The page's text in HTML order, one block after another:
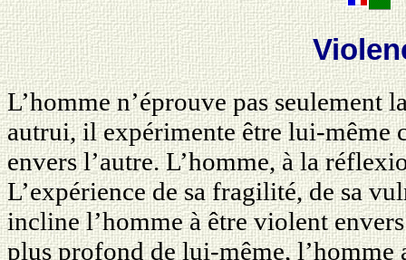
L’homme n’éprouve pas seulement
autrui, il expérimente être lui-même
envers l’autre. L’homme, à la
L’expérience de sa fragilité, de sa
incline l’homme à être violent
plus profond de lui-même, l’homme